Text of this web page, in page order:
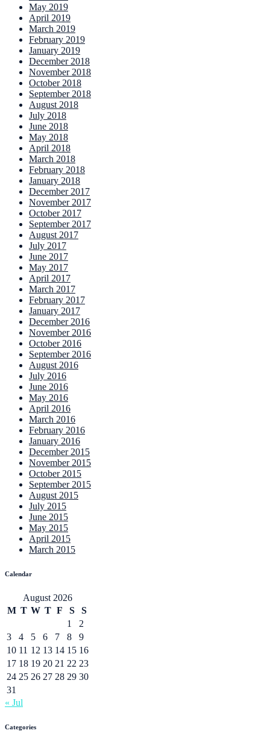
May 2019
April 2019
March 2019
February 2019
January 2019
December 2018
November 2018
October 2018
September 2018
August 2018
July 2018
June 2018
May 2018
April 2018
March 2018
February 2018
January 2018
December 2017
November 2017
October 2017
September 2017
August 2017
July 2017
June 2017
May 2017
April 2017
March 2017
February 2017
January 2017
December 2016
November 2016
October 2016
September 2016
August 2016
July 2016
June 2016
May 2016
April 2016
March 2016
February 2016
January 2016
December 2015
November 2015
October 2015
September 2015
August 2015
July 2015
June 2015
May 2015
April 2015
March 2015
Calendar
August 2026
M T W T F S
S
1
2
3
4 5 6 7 8
9
10 11 12 13 14 15 16
17 18 19 20 21 22 23
24 25 26 27 28 29 30
31
« Jul
Categories